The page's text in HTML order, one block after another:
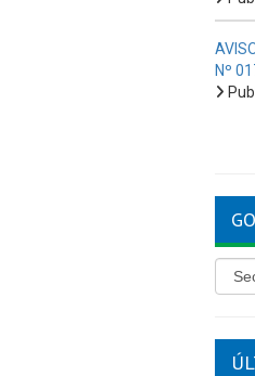
Nº